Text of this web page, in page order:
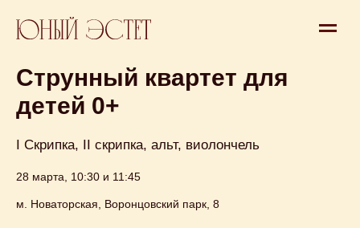
Концерт
Струнный квартет для
детей 0+
I Скрипка, II скрипка, альт, виолончель
28 марта, 10:30 и 11:45
м. Новаторская, Воронцовский парк, 8